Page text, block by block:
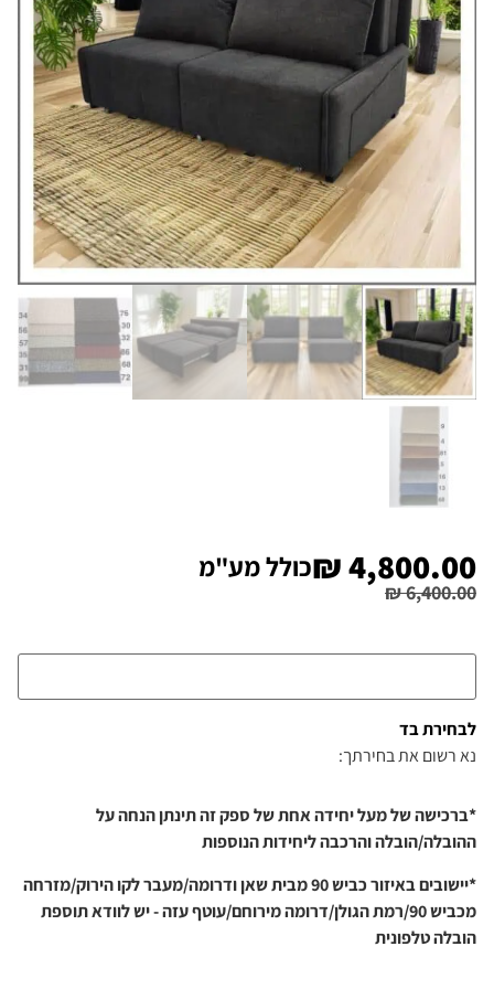
₪6,400.00
₪4,800.00 כולל מע"מ
לבחירת בד
נא רשום את בחירתך:
*ברכישה של מעל יחידה אחת של ספק זה תינתן הנחה על
ההובלה/הובלה והרכבה ליחידות הנוספות
*יישובים באיזור כביש 90 מבית שאן ודרומה/מעבר לקו הירוק/מזרחה
מכביש 90/רמת הגולן/דרומה מירוחם/עוטף עזה - יש לוודא תוספת
הובלה טלפונית